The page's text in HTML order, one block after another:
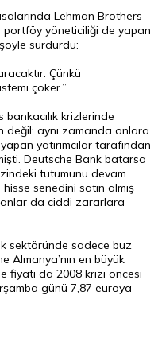
Lehman Brothers
yöneticiliği de yapan
sürdürdü:
Çünkü
çöker.”
bankacılık krizlerinde
değil; aynı zamanda onlara
yatırımcılar tarafından
Deutsche Bank batarsa
tutumunu devam
senedini satın almış
da ciddi zararlara
sektöründe sadece buz
Almanya’nın en büyük
fiyatı da 2008 krizi öncesi
günü 7,87 euroya